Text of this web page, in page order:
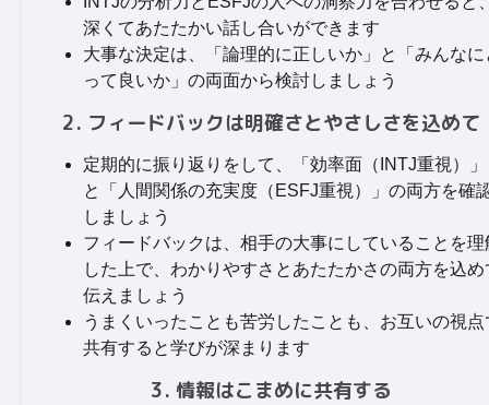
深くてあたたかい話し合いができます
大事な決定は、「論理的に正しいか」と「みんなに
って良いか」の両面から検討しましょう
2. フィードバックは明確さとやさしさを込めて
定期的に振り返りをして、「効率面（INTJ重視）」
と「人間関係の充実度（ESFJ重視）」の両方を確
しましょう
フィードバックは、相手の大事にしていることを理
した上で、わかりやすさとあたたかさの両方を込め
伝えましょう
うまくいったことも苦労したことも、お互いの視点
共有すると学びが深まります
3. 情報はこまめに共有する